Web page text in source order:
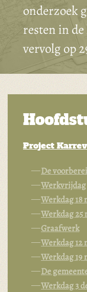
onderzoek
resten in
vervolg op
Project
De
Werkvrijdag
Werkdag 18
Werkdag 25
Graafwerk
Werkdag 12
Werkdag 19
De
Werkdag 3